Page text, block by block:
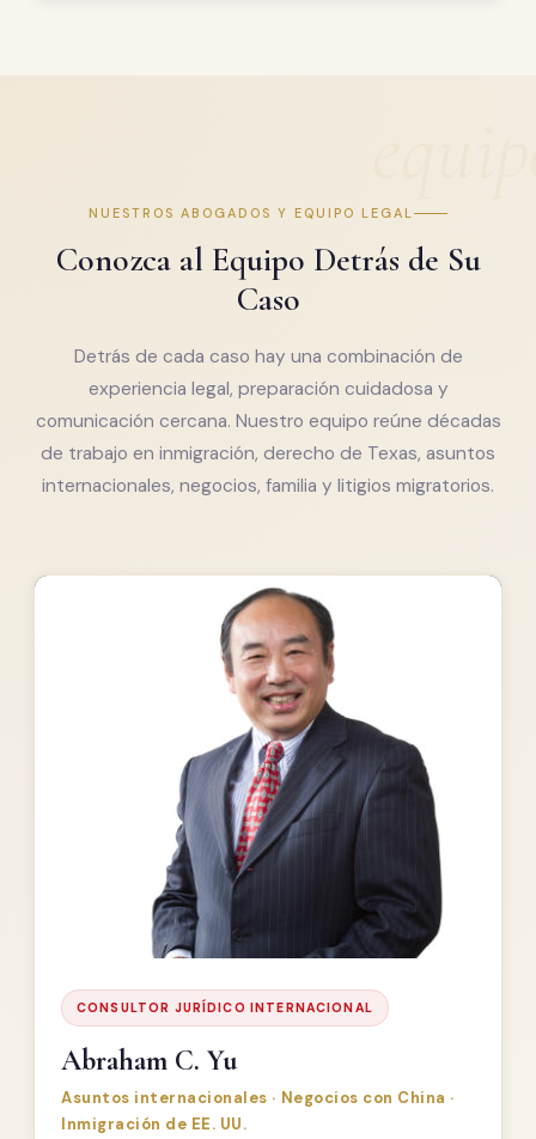
NUESTROS ABOGADOS Y EQUIPO LEGAL
Conozca al Equipo Detrás de Su
Caso
Detrás de cada caso hay una combinación de
experiencia legal, preparación cuidadosa y
comunicación cercana. Nuestro equipo reúne décadas
de trabajo en inmigración, derecho de Texas, asuntos
internacionales, negocios, familia y litigios migratorios.
CONSULTOR JURÍDICO INTERNACIONAL
Abraham C. Yu
Asuntos internacionales · Negocios con China ·
Inmigración de EE. UU.